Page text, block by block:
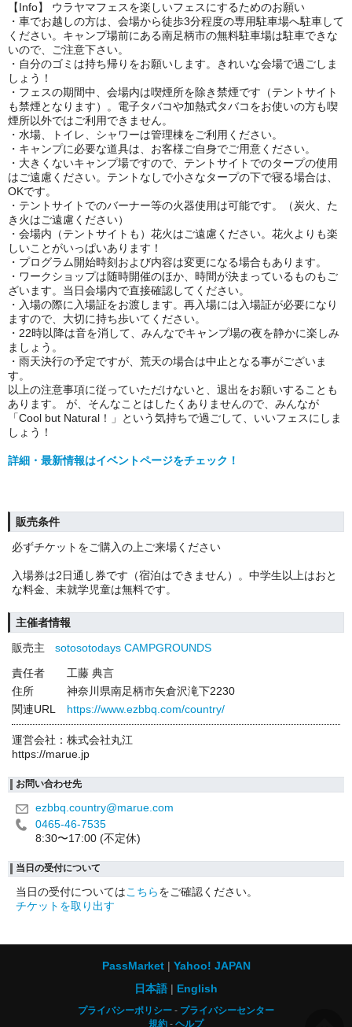
【Info】 ウラヤマフェスを楽しいフェスにするためのお願い
・車でお越しの方は、会場から徒歩3分程度の専用駐車場へ駐車して
ください。キャンプ場前にある南足柄市の無料駐車場は駐車できな
いので、ご注意下さい。
・自分のゴミは持ち帰りをお願いします。きれいな会場で過ごしま
しょう！
・フェスの期間中、会場内は喫煙所を除き禁煙です（テントサイト
も禁煙となります）。電子タバコや加熱式タバコをお使いの方も喫
煙所以外ではご利用できません。
・水場、トイレ、シャワーは管理棟をご利用ください。
・キャンプに必要な道具は、お客様ご自身でご用意ください。
・大きくないキャンプ場ですので、テントサイトでのタープの使用
はご遠慮ください。テントなしで小さなタープの下で寝る場合は、
OKです。
・テントサイトでのバーナー等の火器使用は可能です。（炭火、た
き火はご遠慮ください）
・会場内（テントサイトも）花火はご遠慮ください。花火よりも楽
しいことがいっぱいあります！
・プログラム開始時刻および内容は変更になる場合もあります。
・ワークショップは随時開催のほか、時間が決まっているものもご
ざいます。当日会場内で直接確認してください。
・入場の際に入場証をお渡します。再入場には入場証が必要になり
ますので、大切に持ち歩いてください。
・22時以降は音を消して、みんなでキャンプ場の夜を静かに楽しみ
ましょう。
・雨天決行の予定ですが、荒天の場合は中止となる事がございま
す。
以上の注意事項に従っていただけないと、退出をお願いすることも
あります。 が、そんなことはしたくありませんので、みんなが
「Cool but Natural！」という気持ちで過ごして、いいフェスにしま
しょう！
詳細・最新情報はイベントページをチェック！
販売条件
必ずチケットをご購入の上ご来場ください
入場券は2日通し券です（宿泊はできません）。中学生以上はおと
な料金、未就学児童は無料です。
主催者情報
販売主
sotosotodays CAMPGROUNDS
責任者
工藤 典言
住所
神奈川県南足柄市矢倉沢滝下2230
関連URL
https://www.ezbbq.com/country/
運営会社：株式会社丸江
https://marue.jp
お問い合わせ先
ezbbq.country@marue.com
0465-46-7535
8:30〜17:00 (不定休)
当日の受付について
当日の受付についてはこちらをご確認ください。
チケットを取り出す
PassMarket
Yahoo! JAPAN
日本語
English
プライバシーポリシー
プライバシーセンター
規約
ヘルプ